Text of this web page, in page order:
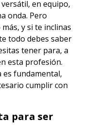
en equipo,
onda. Pero
y si te inclinas
todo debes saber
tener para, a
esta profesión.
es fundamental,
cumplir con
para ser